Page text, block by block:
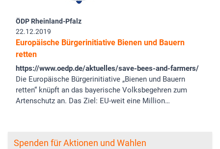
ÖDP Rheinland-Pfalz
22.12.2019
Europäische Bürgerinitiative Bienen und Bauern
retten
https://www.oedp.de/aktuelles/save-bees-and-farmers/
Die Europäische Bürgerinitiative „Bienen und Bauern
retten“ knüpft an das bayerische Volksbegehren zum
Artenschutz an. Das Ziel: EU-weit eine Million…
Spenden für Aktionen und Wahlen